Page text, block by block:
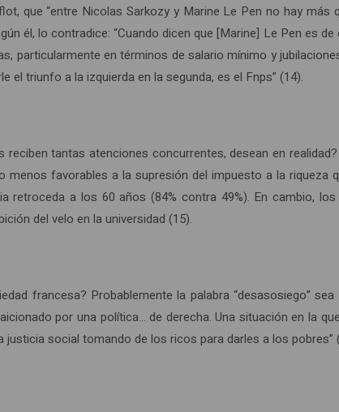
que “entre Nicolas Sarkozy y Marine Le Pen no hay
él, lo contradice: “Cuando dicen que [Marine] Le Pen es
particularmente en términos de salario mínimo y
el triunfo a la izquierda en la segunda, es el Fnps” (14).
reciben tantas atenciones concurrentes, desean en
menos favorables a la supresión del impuesto a la
retroceda a los 60 años (84% contra 49%). En cambio,
del velo en la universidad (15).
francesa? Probablemente la palabra “desasosiego”
por una política… de derecha. Una situación en la
justicia social tomando de los ricos para darles a los